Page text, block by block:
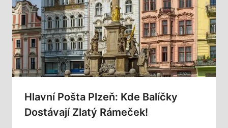
Hlavní Pošta Plzeň: Kde Balíčky
Dostávají Zlatý Rámeček!